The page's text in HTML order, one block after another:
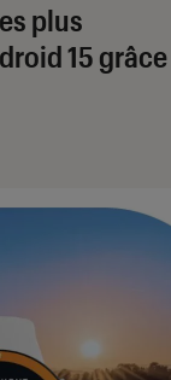
plus
15 grâce